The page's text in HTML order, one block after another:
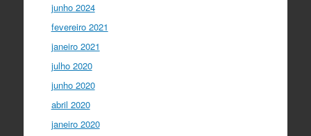
junho 2024
fevereiro 2021
janeiro 2021
julho 2020
junho 2020
abril 2020
janeiro 2020